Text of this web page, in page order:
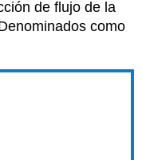
de flujo de la
como